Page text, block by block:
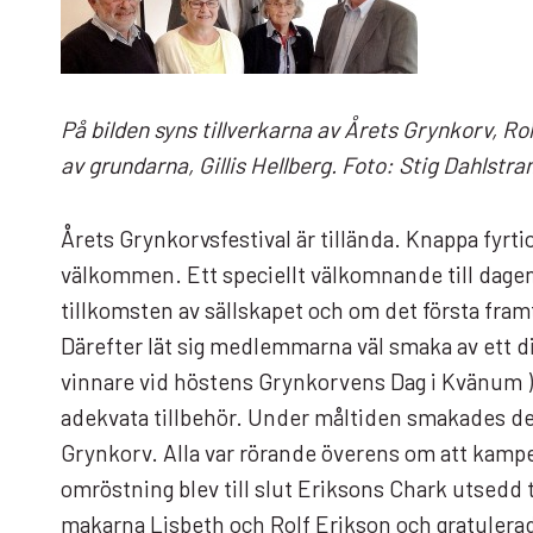
På bilden syns tillverkarna av Årets Grynkorv,
av grundarna, Gillis Hellberg. Foto: Stig
Årets Grynkorvsfestival är tillända. Knappa
välkommen. Ett speciellt välkomnande till
tillkomsten av sällskapet och om det första
Därefter lät sig medlemmarna väl smaka av ett
vinnare vid höstens Grynkorvens Dag i Kvänum
adekvata tillbehör. Under måltiden smakades
Grynkorv. Alla var rörande överens om att
omröstning blev till slut Eriksons Chark utsedd
makarna Lisbeth och Rolf Erikson och